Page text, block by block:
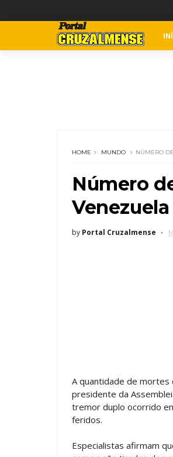
HOME MUNDO NÚMERO
Número
by Portal Cruzalmense
A quantidade de mortes
presidente da
tremor duplo ocorrido
feridos.
Especialistas afirmam